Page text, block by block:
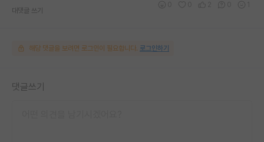
대댓글 쓰기
해당 댓글을 보려면 로그인이 필요합니다. 로그인하기
댓글쓰기